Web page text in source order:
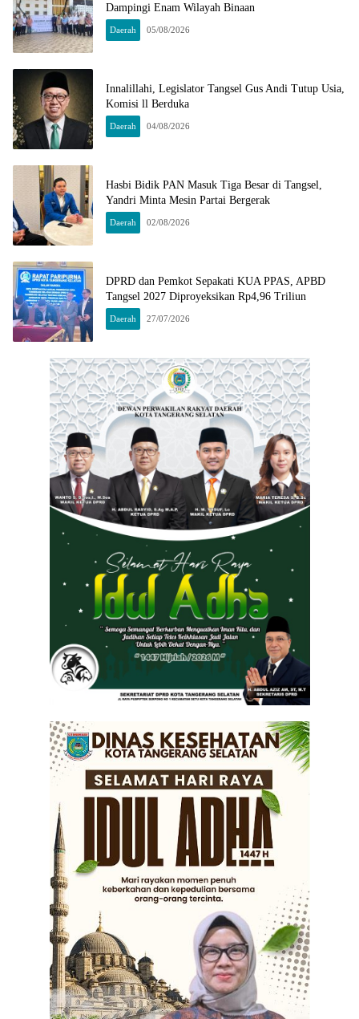
Dampingi Enam Wilayah Binaan
Daerah 05/08/2026
Innalillahi, Legislator Tangsel Gus Andi Tutup Usia,
Komisi ll Berduka
Daerah 04/08/2026
Hasbi Bidik PAN Masuk Tiga Besar di Tangsel,
Yandri Minta Mesin Partai Bergerak
Daerah 02/08/2026
DPRD dan Pemkot Sepakati KUA PPAS, APBD
Tangsel 2027 Diproyeksikan Rp4,96 Triliun
Daerah 27/07/2026